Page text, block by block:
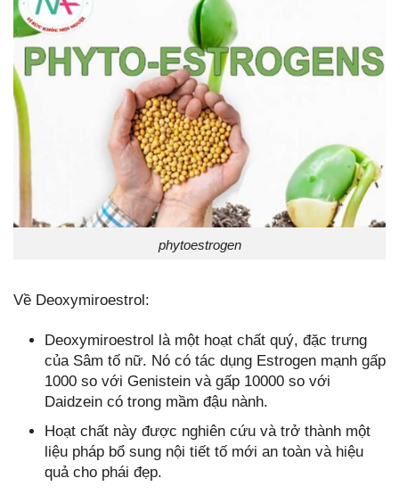
phytoestrogen
Về Deoxymiroestrol:
Deoxymiroestrol là một hoạt chất quý, đặc trưng
của Sâm tố nữ. Nó có tác dụng Estrogen mạnh gấp
1000 so với Genistein và gấp 10000 so với
Daidzein có trong mầm đậu nành.
Hoạt chất này được nghiên cứu và trở thành một
liệu pháp bổ sung nội tiết tố mới an toàn và hiệu
quả cho phái đẹp.